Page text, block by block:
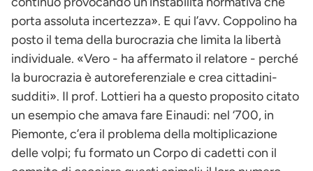
porta assoluta incertezza». E qui l’avv. Coppolino ha
posto il tema della burocrazia che limita la libertà
individuale. «Vero - ha affermato il relatore - perché
la burocrazia è autoreferenziale e crea cittadini-
sudditi». Il prof. Lottieri ha a questo proposito citato
un esempio che amava fare Einaudi: nel ‘700, in
Piemonte, c’era il problema della moltiplicazione
delle volpi; fu formato un Corpo di cadetti con il